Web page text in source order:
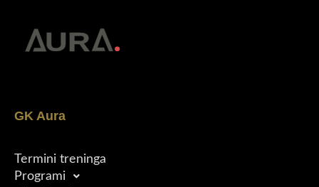
GK Aura
Termini treninga
Programi